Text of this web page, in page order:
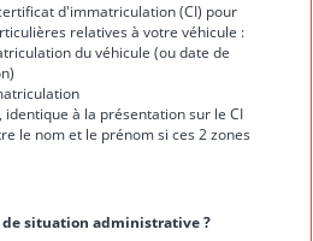
d'immatriculation (CI) pour
relatives à votre véhicule :
du véhicule (ou date de
à la présentation sur le CI
le nom et le prénom si ces 2 zones
situation administrative ?